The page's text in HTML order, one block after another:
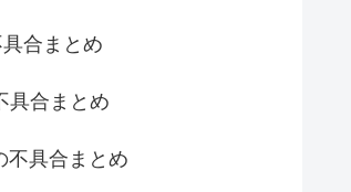
合まとめ
具合まとめ
不具合まとめ